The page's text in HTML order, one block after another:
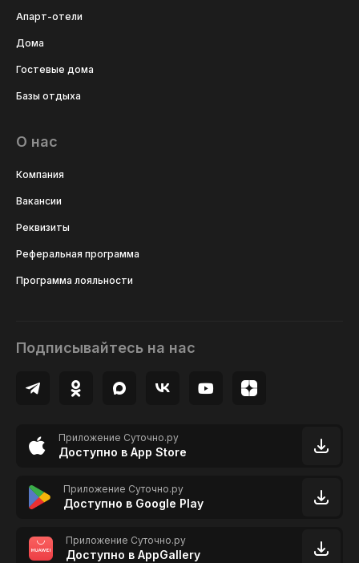
Апарт-отели
Дома
Гостевые дома
Базы отдыха
О нас
Компания
Вакансии
Реквизиты
Реферальная программа
Программа лояльности
Подписывайтесь на нас
Приложение Суточно.ру
Доступно в App Store
Приложение Суточно.ру
Доступно в Google Play
Приложение Суточно.ру
Доступно в AppGallery